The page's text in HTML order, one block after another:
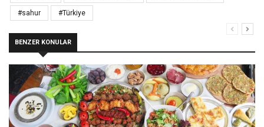
#sahur #Türkiye
BENZER KONULAR